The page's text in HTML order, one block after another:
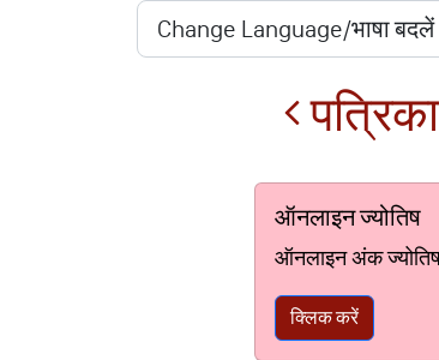
पत्रिका
ऑनलाइन ज्योतिष
ऑनलाइन अंक
क्लिक करें